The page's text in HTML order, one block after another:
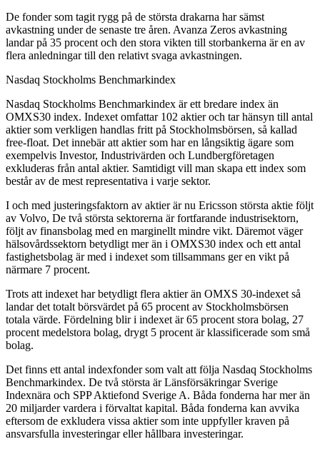
De fonder som tagit rygg på de största drakarna har sämst
avkastning under de senaste tre åren. Avanza Zeros avkastning
landar på 35 procent och den stora vikten till storbankerna är en av
flera anledningar till den relativt svaga avkastningen.
Nasdaq Stockholms Benchmarkindex
Nasdaq Stockholms Benchmarkindex är ett bredare index än
OMXS30 index. Indexet omfattar 102 aktier och tar hänsyn till antal
aktier som verkligen handlas fritt på Stockholmsbörsen, så kallad
free-float. Det innebär att aktier som har en långsiktig ägare som
exempelvis Investor, Industrivärden och Lundbergföretagen
exkluderas från antal aktier. Samtidigt vill man skapa ett index som
består av de mest representativa i varje sektor.
I och med justeringsfaktorn av aktier är nu Ericsson största aktie följt
av Volvo, De två största sektorerna är fortfarande industrisektorn,
följt av finansbolag med en marginellt mindre vikt. Däremot väger
hälsovårdssektorn betydligt mer än i OMXS30 index och ett antal
fastighetsbolag är med i indexet som tillsammans ger en vikt på
närmare 7 procent.
Trots att indexet har betydligt flera aktier än OMXS 30-indexet så
landar det totalt börsvärdet på 65 procent av Stockholmsbörsen
totala värde. Fördelning blir i indexet är 65 procent stora bolag, 27
procent medelstora bolag, drygt 5 procent är klassificerade som små
bolag.
Det finns ett antal indexfonder som valt att följa Nasdaq Stockholms
Benchmarkindex. De två största är Länsförsäkringar Sverige
Indexnära och SPP Aktiefond Sverige A. Båda fonderna har mer än
20 miljarder vardera i förvaltat kapital. Båda fonderna kan avvika
eftersom de exkludera vissa aktier som inte uppfyller kraven på
ansvarsfulla investeringar eller hållbara investeringar.